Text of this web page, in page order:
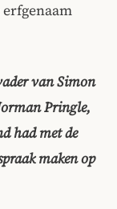
van Simon
Pringle,
had met de
maken op